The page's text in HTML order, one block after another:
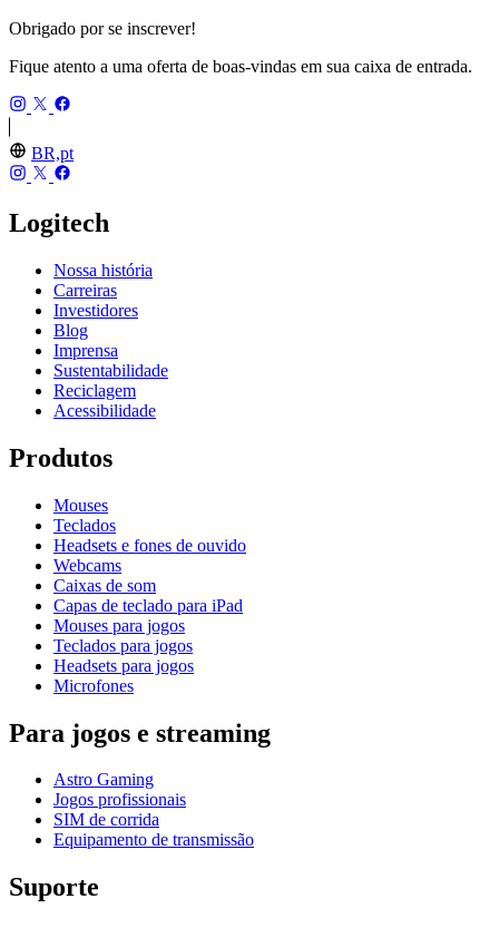
Obrigado por se inscrever!
Fique atento a uma oferta de boas-vindas em sua caixa de entrada.
BR,pt
Logitech
Nossa história
Carreiras
Investidores
Blog
Imprensa
Sustentabilidade
Reciclagem
Acessibilidade
Produtos
Mouses
Teclados
Headsets e fones de ouvido
Webcams
Caixas de som
Capas de teclado para iPad
Mouses para jogos
Teclados para jogos
Headsets para jogos
Microfones
Para jogos e streaming
Astro Gaming
Jogos profissionais
SIM de corrida
Equipamento de transmissão
Suporte